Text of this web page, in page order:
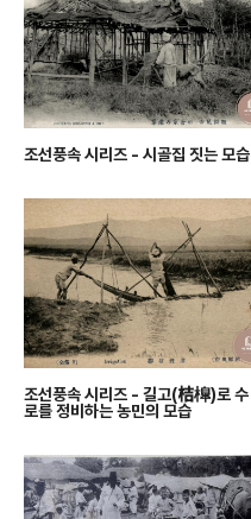
조선풍속 시리즈 - 시골집 짓는 모습
조선풍속 시리즈 - 길고(桔槹)로 수
로를 정비하는 농민의 모습